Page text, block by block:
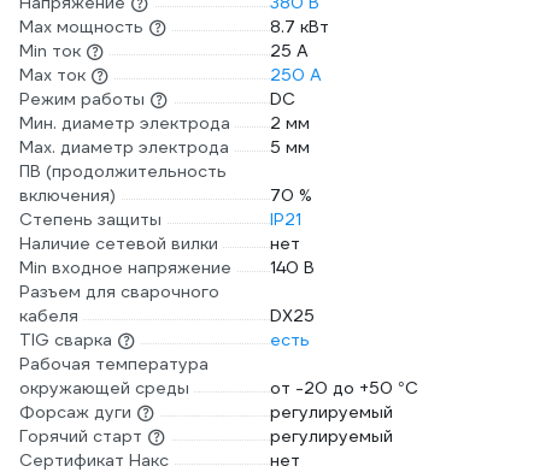
Max мощность
8.7 кВт
Min ток
25 А
Max ток
250 А
Режим работы
DC
Мин. диаметр электрода
2 мм
Мах. диаметр электрода
5 мм
ПВ (продолжительность
включения)
70 %
Степень защиты
IP21
Наличие сетевой вилки
нет
Min входное напряжение
140 В
Разъем для сварочного
кабеля
DX25
TIG сварка
есть
Рабочая температура
окружающей среды
от -20 до +50 °С
Форсаж дуги
регулируемый
Горячий старт
регулируемый
Сертификат Накс
нет